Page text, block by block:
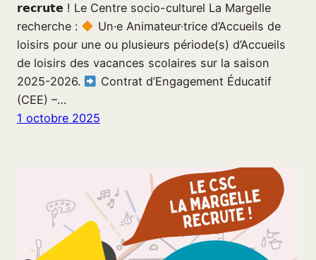
𝗿𝗲𝗰𝗿𝘂𝘁𝗲 ! Le Centre socio-culturel La Margelle
recherche :
Un·e Animateur·trice d’Accueils de
loisirs pour une ou plusieurs période(s) d’Accueils
de loisirs des vacances scolaires sur la saison
2025-2026.
Contrat d’Engagement Éducatif
(CEE) –…
1 octobre 2025